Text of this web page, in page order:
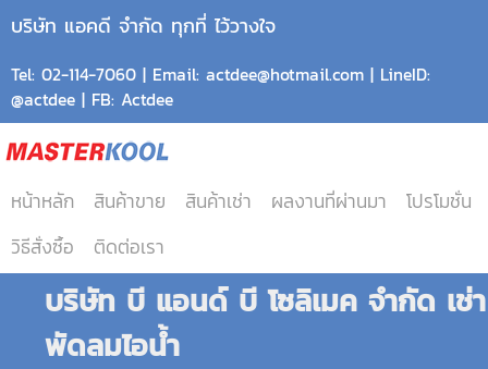
บริษัท แอคดี จำกัด ทุกที่ ไว้วางใจ
Tel: 02-114-7060 | Email: actdee@hotmail.com | LineID:
@actdee | FB: Actdee
หน้าหลัก สินค้าขาย สินค้าเช่า ผลงานที่ผ่านมา
โปรโมชั่น
วิธีสั่งซื้อ
ติดต่อเรา
บริษัท บี แอนด์ บี โซลิเมค จำกัด เช่า
พัดลมไอน้ำ